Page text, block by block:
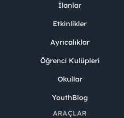
İlanlar
Etkinlikler
Ayrıcalıklar
Öğrenci Kulüpleri
Okullar
YouthBlog
ARAÇLAR